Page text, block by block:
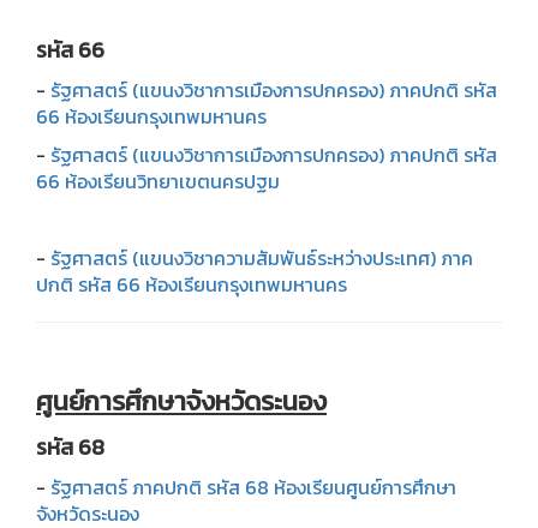
รหัส 66
- รัฐศาสตร์ (แขนงวิชาการเมืองการปกครอง) ภาคปกติ รหัส
66 ห้องเรียนกรุงเทพมหานคร
- รัฐศาสตร์ (แขนงวิชาการเมืองการปกครอง) ภาคปกติ รหัส
66 ห้องเรียนวิทยาเขตนครปฐม
- รัฐศาสตร์ (แขนงวิชาความสัมพันธ์ระหว่างประเทศ) ภาค
ปกติ รหัส 66 ห้องเรียนกรุงเทพมหานคร
ศูนย์การศึกษาจังหวัดระนอง
รหัส 68
- รัฐศาสตร์ ภาคปกติ รหัส 68 ห้องเรียนศูนย์การศึกษา
จังหวัดระนอง